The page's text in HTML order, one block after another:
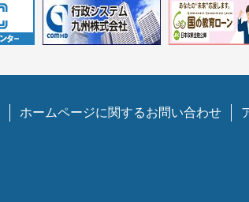
ホームページに関するお問い合わせ